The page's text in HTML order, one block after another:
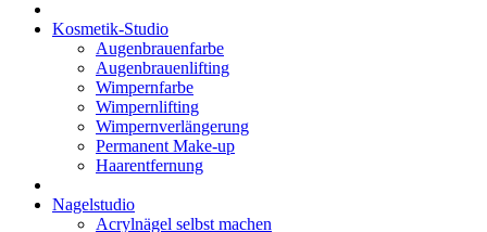
Kosmetik-Studio
Augenbrauenfarbe
Augenbrauenlifting
Wimpernfarbe
Wimpernlifting
Wimpernverlängerung
Permanent Make-up
Haarentfernung
Nagelstudio
Acrylnägel selbst machen